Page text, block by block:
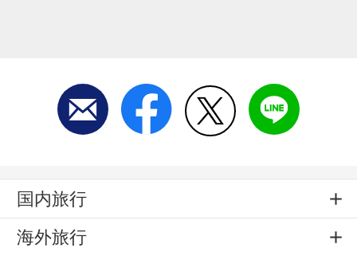
国内旅行
海外旅行